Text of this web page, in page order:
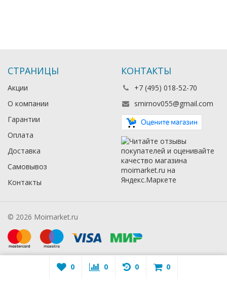
СТРАНИЦЫ
Акции
О компании
Гарантии
Оплата
Доставка
Самовывоз
Контакты
КОНТАКТЫ
+7 (495) 018-52-70
smirnov055@gmail.com
© 2026 Moimarket.ru
0 0 0 0